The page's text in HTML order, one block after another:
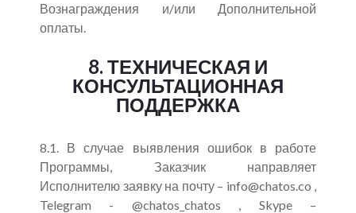
Вознаграждения и/или Дополнительной
оплаты.
8. ТЕХНИЧЕСКАЯ И
КОНСУЛЬТАЦИОННАЯ
ПОДДЕРЖКА
8.1. В случае выявления ошибок в работе
Программы, Заказчик направляет
Исполнителю заявку на почту – info@chatos.co ,
Telegram - @chatos_chatos , Skype –